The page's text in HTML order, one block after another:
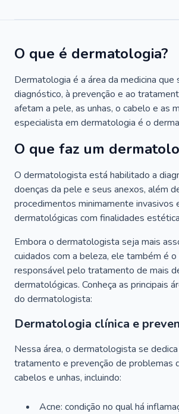
O que é dermatologia?
Dermatologia é a área da medicina que
diagnóstico, à prevenção e ao
afetam a pele, as unhas, o cabelo e as
especialista em dermatologia é o
O que faz um
O dermatologista está habilitado a
doenças da pele e seus anexos, além
procedimentos minimamente invasivos
dermatológicas com finalidades
Embora o dermatologista seja mais
cuidados com a beleza, ele também é o
responsável pelo tratamento de mais
dermatológicas. Conheça as principais
do dermatologista:
Dermatologia clínica e
Nessa área, o dermatologista se
tratamento e prevenção de problemas
cabelos e unhas, incluindo:
Acne: condição no qual há